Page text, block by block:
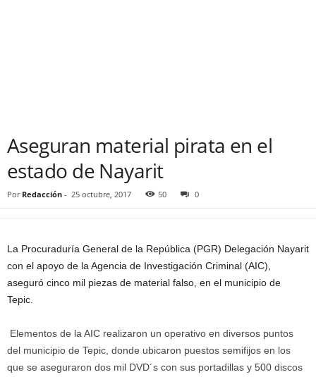
Aseguran material pirata en el
estado de Nayarit
Por Redacción - 25 octubre, 2017 50 0
La Procuraduría General de la República (PGR) Delegación Nayarit
con el apoyo de la Agencia de Investigación Criminal (AIC),
aseguró cinco mil piezas de material falso, en el municipio de
Tepic.
Elementos de la AIC realizaron un operativo en diversos puntos
del municipio de Tepic, donde ubicaron puestos semifijos en los
que se aseguraron dos mil DVD´s con sus portadillas y 500 discos